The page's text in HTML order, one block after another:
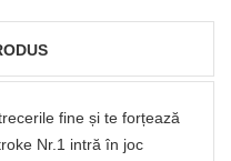
fine și te forțează
Nr.1 intră în joc